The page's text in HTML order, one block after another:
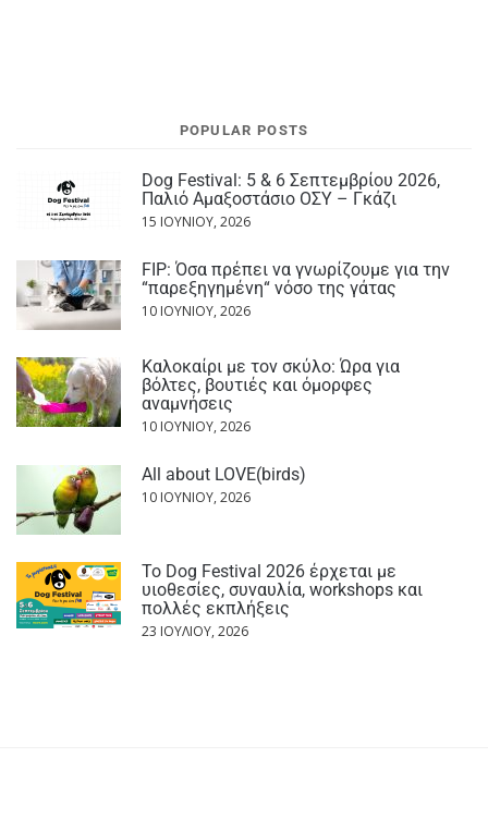
POPULAR POSTS
Dog Festival: 5 & 6 Σεπτεμβρίου 2026,
Παλιό Αμαξοστάσιο ΟΣΥ – Γκάζι
15 ΙΟΥΝΊΟΥ, 2026
FIP: Όσα πρέπει να γνωρίζουμε για την
“παρεξηγημένη“ νόσο της γάτας
10 ΙΟΥΝΊΟΥ, 2026
Καλοκαίρι με τον σκύλο: Ώρα για
βόλτες, βουτιές και όμορφες
αναμνήσεις
10 ΙΟΥΝΊΟΥ, 2026
All about LOVE(birds)
10 ΙΟΥΝΊΟΥ, 2026
Το Dog Festival 2026 έρχεται με
υιοθεσίες, συναυλία, workshops και
πολλές εκπλήξεις
23 ΙΟΥΛΊΟΥ, 2026